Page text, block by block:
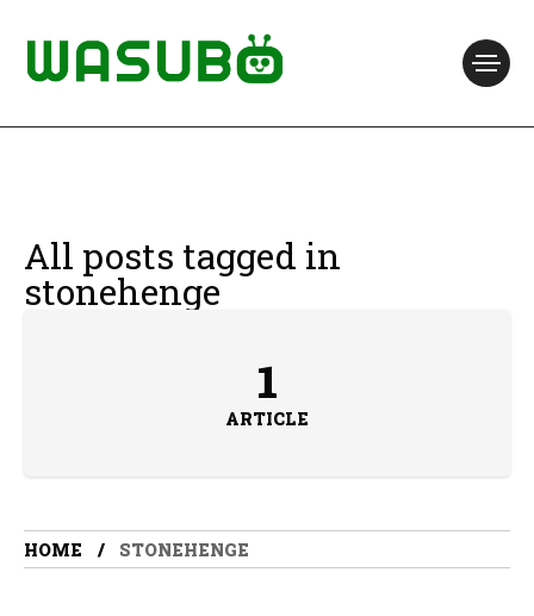
All posts tagged in
stonehenge
1
ARTICLE
HOME STONEHENGE